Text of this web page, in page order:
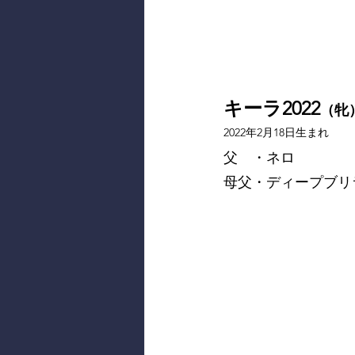
キーラ2022（牝）
2022年2月18日生まれ
父　・ネロ
母父・ディープブリ